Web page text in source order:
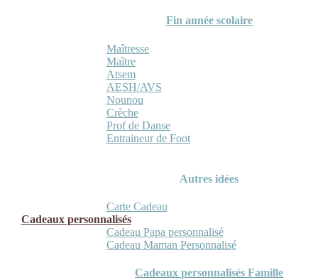
Fin année scolaire
Maîtresse
Maître
Atsem
AESH/AVS
Nounou
Crèche
Prof de Danse
Entraineur de Foot
Autres idées
Carte Cadeau
Cadeaux personnalisés
Cadeau Papa personnalisé
Cadeau Maman Personnalisé
Cadeaux personnalisés Famille